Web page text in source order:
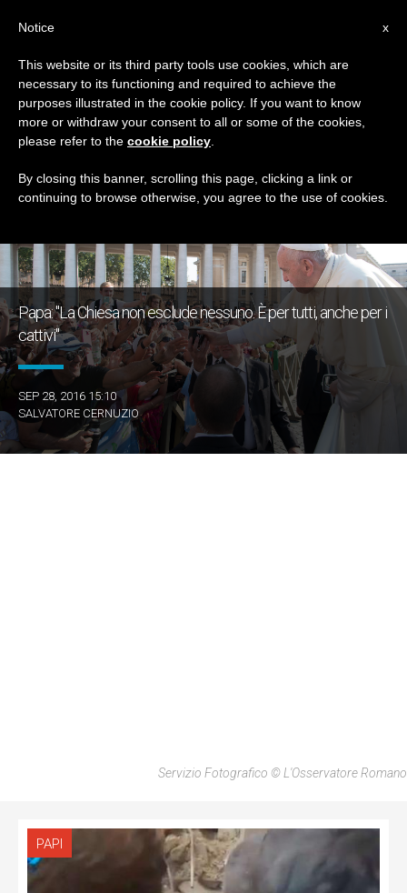
GIORNO
Settembre 28th, 2016
ULTIME NOTIZIE
Papa: "La Chiesa non esclude nessuno. È per tutti, anche per i
cattivi"
SEP 28, 2016 15:10
SALVATORE CERNUZIO
Servizio Fotografico © L'Osservatore Romano
PAPI
x
Notice
This website or its third party tools use cookies, which are
necessary to its functioning and required to achieve the
purposes illustrated in the cookie policy. If you want to know
more or withdraw your consent to all or some of the cookies,
please refer to the cookie policy
By closing this banner, scrolling this page, clicking a link or
continuing to browse otherwise, you agree to the use of cookies.